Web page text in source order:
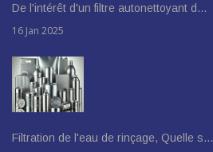
De l'intérêt d'un filtre autonettoyant d…
16 Jan 2025
Filtration de l'eau de rinçage, Quelle s…